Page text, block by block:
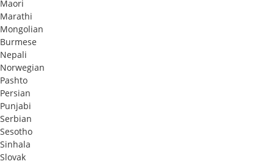
Maori
Marathi
Mongolian
Burmese
Nepali
Norwegian
Pashto
Persian
Punjabi
Serbian
Sesotho
Sinhala
Slovak